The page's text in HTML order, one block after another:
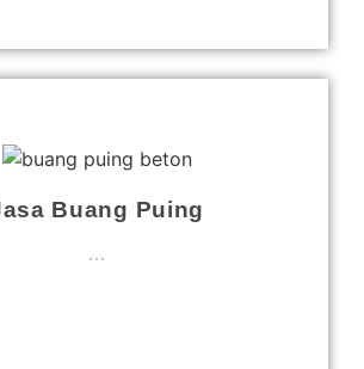
Buang Puing
...